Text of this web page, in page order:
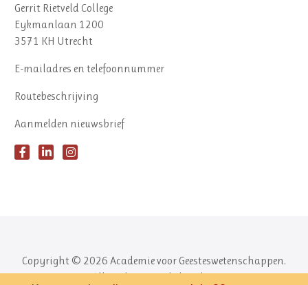
Gerrit Rietveld College
Eykmanlaan 1200
3571 KH Utrecht
E-mailadres en telefoonnummer
Routebeschrijving
Aanmelden nieuwsbrief
Copyright © 2026 Academie voor Geesteswetenschappen.
Alle rechten voorbehouden.